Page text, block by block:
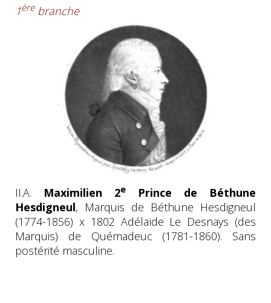
1èrebranche
II.A. Maximilien 2e Prince de Béthune
Hesdigneul, Marquis de Béthune Hesdigneul
(1774-1856) x 1802 Adélaïde Le Desnays (des
Marquis) de Quémadeuc (1781-1860). Sans
postérité masculine.